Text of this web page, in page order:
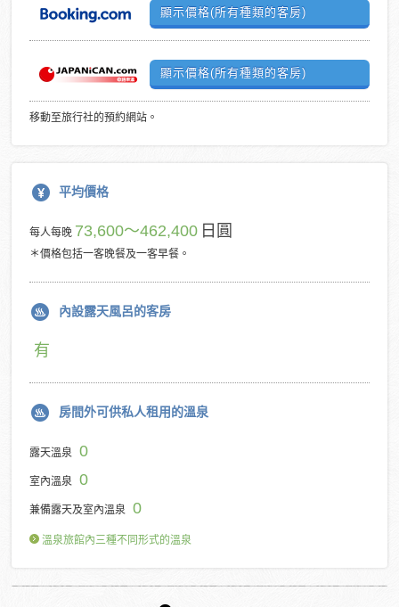
顯示價格(所有種類的客房)
顯示價格(所有種類的客房)
移動至旅行社的預約網站。
平均價格
每人每晚 73,600～462,400 日圓
＊價格包括一客晚餐及一客早餐。
內設露天風呂的客房
有
房間外可供私人租用的溫泉
露天溫泉 0
室內溫泉 0
兼備露天及室內溫泉 0
溫泉旅館內三種不同形式的溫泉